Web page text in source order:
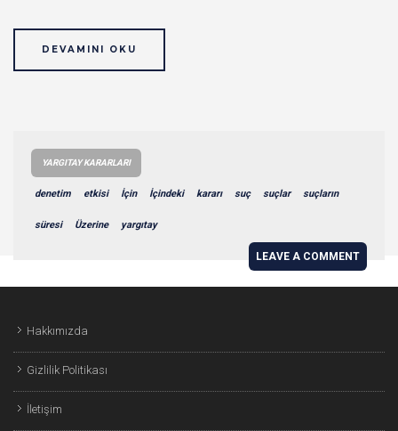
DEVAMINI OKU
YARGITAY KARARLARI
denetim etkisi İçin İçindeki kararı suç suçlar suçların
süresi Üzerine yargıtay
LEAVE A COMMENT
Hakkımızda
Gizlilik Politikası
İletişim